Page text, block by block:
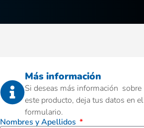
Más información
Si deseas más información sobre
este producto, deja tus datos en el
formulario.
Nombres y Apellidos